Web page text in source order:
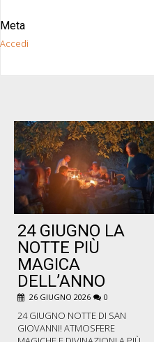
Meta
Accedi
24 GIUGNO LA
NOTTE PIÙ
MAGICA
DELL’ANNO
26 GIUGNO 2026 0
24 GIUGNO NOTTE DI SAN
GIOVANNI! ATMOSFERE